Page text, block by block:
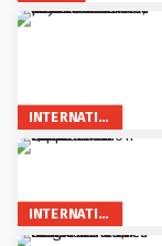
INTERNATIONAL
INTERNATIONAL